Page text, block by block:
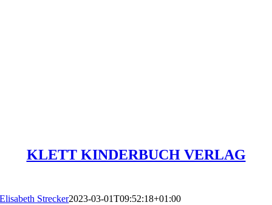
KLETT KINDERBUCH VERLAG
Elisabeth Strecker2023-03-01T09:52:18+01:00